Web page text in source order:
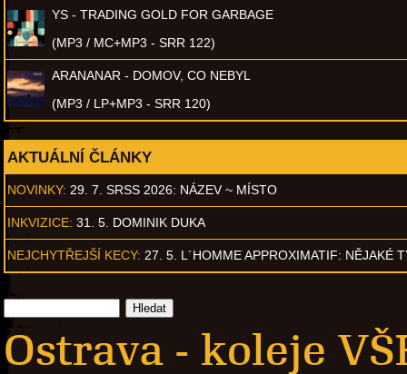
YS - TRADING GOLD FOR GARBAGE
(MP3 / MC+MP3 - SRR 122)
ARANANAR - DOMOV, CO NEBYL
(MP3 / LP+MP3 - SRR 120)
AKTUÁLNÍ ČLÁNKY
NOVINKY: 29. 7. SRSS 2026: NÁZEV ~ MÍSTO
INKVIZICE: 31. 5. DOMINIK DUKA
NEJCHYTŘEJŠÍ KECY: 27. 5. L´HOMME APPROXIMATIF: NĚJAKÉ
Ostrava - koleje